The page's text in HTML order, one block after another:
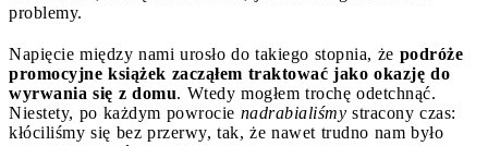
problemy.
Napięcie między nami urosło do takiego stopnia, że podróże
promocyjne książek zacząłem traktować jako okazję do
wyrwania się z domu. Wtedy mogłem trochę odetchnąć.
Niestety, po każdym powrocie nadrabialiśmy stracony czas:
kłóciliśmy się bez przerwy, tak, że nawet trudno nam było